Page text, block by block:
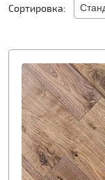
Сортировка: